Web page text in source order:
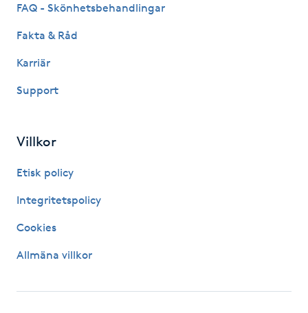
Melasma
Mesoterapi
MicroPen
Microshading
Mixfransar
N
FAQ - Skönhetsbehandlingar
Fakta & Råd
Karriär
Support
Villkor
Etisk policy
Integritetspolicy
Cookies
Allmäna villkor